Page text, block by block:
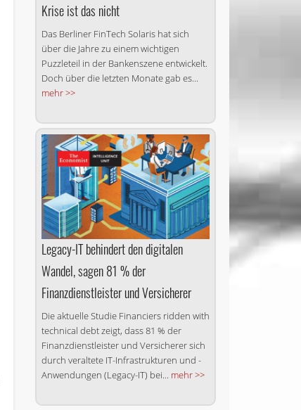
Krise ist das nicht
Das Berliner FinTech Solaris hat sich
über die Jahre zu einem wichtigen
Puzzleteil in der Bankenszene entwickelt.
Doch über die letzten Monate gab es...
mehr >>
Legacy-IT behindert den digitalen
Wandel, sagen 81 % der
Finanzdienstleister und Versicherer
Die aktuelle Studie Financiers ridden with
technical debt zeigt, dass 81 % der
Finanzdienstleister und Versicherer sich
durch veraltete IT-Infrastrukturen und -
Anwendungen (Legacy-IT) bei... mehr >>